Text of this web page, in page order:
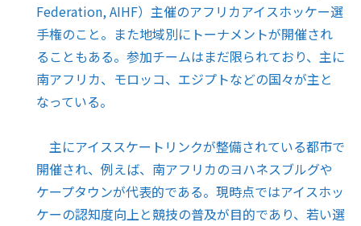
Federation, AIHF）主催のアフリカアイスホッケー選
手権のこと。また地域別にトーナメントが開催され
ることもある。参加チームはまだ限られており、主に
南アフリカ、モロッコ、エジプトなどの国々が主と
なっている。
主にアイススケートリンクが整備されている都市で
開催され、例えば、南アフリカのヨハネスブルグや
ケープタウンが代表的である。現時点ではアイスホッ
ケーの認知度向上と競技の普及が目的であり、若い選